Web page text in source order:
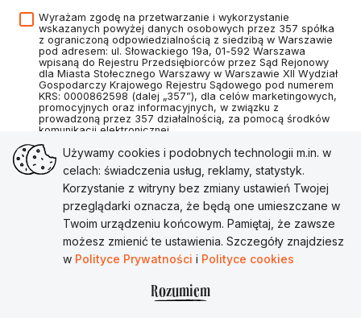
Wyrażam zgodę na przetwarzanie i wykorzystanie
wskazanych powyżej danych osobowych przez 357 spółka
z ograniczoną odpowiedzialnością z siedzibą w Warszawie
pod adresem: ul. Słowackiego 19a, 01-592 Warszawa
wpisaną do Rejestru Przedsiębiorców przez Sąd Rejonowy
dla Miasta Stołecznego Warszawy w Warszawie XII Wydział
Gospodarczy Krajowego Rejestru Sądowego pod numerem
KRS: 0000862598 (dalej „357”), dla celów marketingowych,
promocyjnych oraz informacyjnych, w związku z
prowadzoną przez 357 działalnością, za pomocą środków
komunikacji elektronicznej.
Utwórz konto
Masz już konto?Zaloguj się
Używamy cookies i podobnych technologii m.in. w
celach: świadczenia usług, reklamy, statystyk.
Korzystanie z witryny bez zmiany ustawień Twojej
przeglądarki oznacza, że będą one umieszczane w
Twoim urządzeniu końcowym. Pamiętaj, że zawsze
możesz zmienić te ustawienia. Szczegóły znajdziesz
w Polityce Prywatności i Polityce cookies
Rozumiem